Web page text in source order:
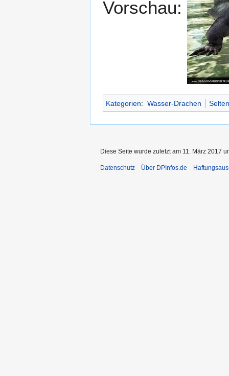
Vorschau:
Kategorien: Wasser-Drachen
Diese Seite wurde zuletzt am 11. März 2017
Datenschutz Über DPInfos.de